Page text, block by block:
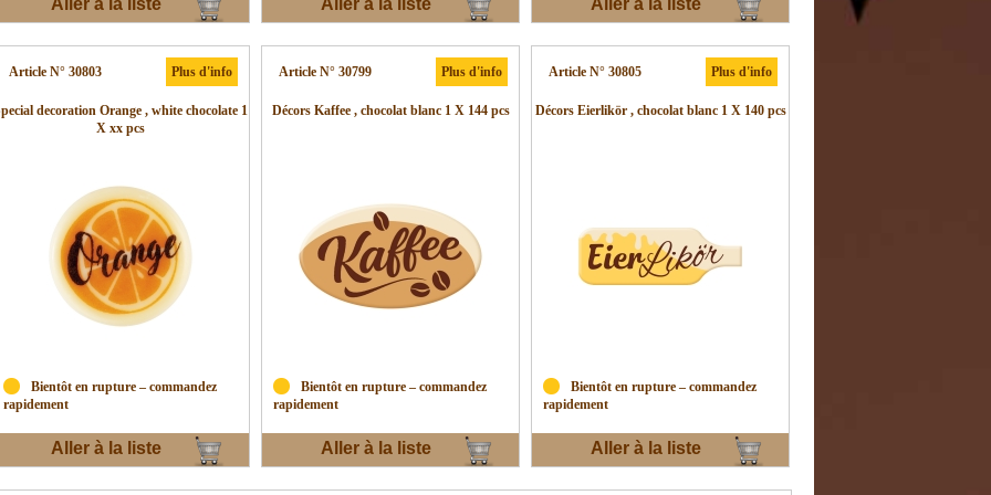
Aller à la liste
Aller à la liste
Aller à la liste
Article N° 30803 Plus d'info
decoration Orange , white chocolate 1
X xx pcs
Bientôt en rupture – commandez
rapidement
Aller à la liste
Article N° 30799 Plus d'info
Décors Kaffee , chocolat blanc 1 X 144 pcs
Bientôt en rupture – commandez
rapidement
Aller à la liste
Article N° 30805 Plus d'info
Décors Eierlikör , chocolat blanc 1 X 140 pcs
Bientôt en rupture – commandez
rapidement
Aller à la liste